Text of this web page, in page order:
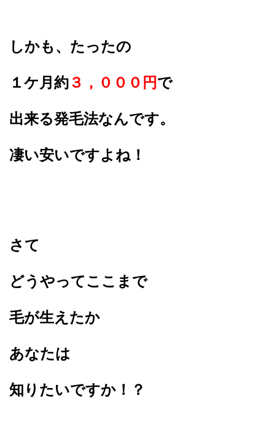
しかも、たったの
１ケ月約３，０００円で
出来る発毛法なんです。
凄い安いですよね！
さて
どうやってここまで
毛が生えたか
あなたは
知りたいですか！？